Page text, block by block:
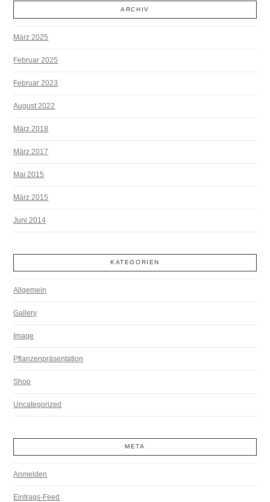
ARCHIV
März 2025
Februar 2025
Februar 2023
August 2022
März 2018
März 2017
Mai 2015
März 2015
Juni 2014
KATEGORIEN
Allgemein
Gallery
Image
Pflanzenpräsentation
Shop
Uncategorized
META
Anmelden
Eintrags-Feed